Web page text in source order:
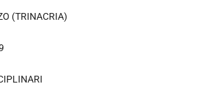
(TRINACRIA)